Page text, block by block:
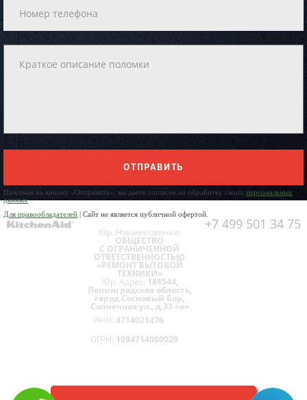
ОТПРАВИТЬ
Нажимая на кнопку «Отправить», вы даете согласие на обработку своих персональных
данных
Для правообладателей | Сайт не является публичной офертой.
+7 499 501 34 75
Юр. Наименование:
ОБЩЕСТВО
С ОГРАНИЧЕННОЙ
ОТВЕТСТВЕННОСТЬЮ
«РЕМОНТ БЫТОВОЙ
ТЕХНИКИ»
Юр. Адрес: 188544,
Ленинградская область,
город Сосновый Бор,
Солнечная ул., д.33 «а»
ИНН: 4714021476
ОГРН: 1084714000029